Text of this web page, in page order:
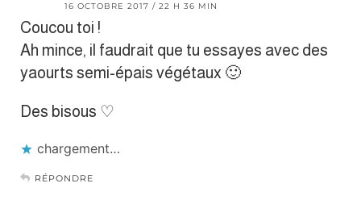
16 OCTOBRE 2017 / 22 H 36 MIN
Coucou toi !
Ah mince, il faudrait que tu essayes avec des
yaourts semi-épais végétaux 🙂
Des bisous ♡
chargement…
RÉPONDRE